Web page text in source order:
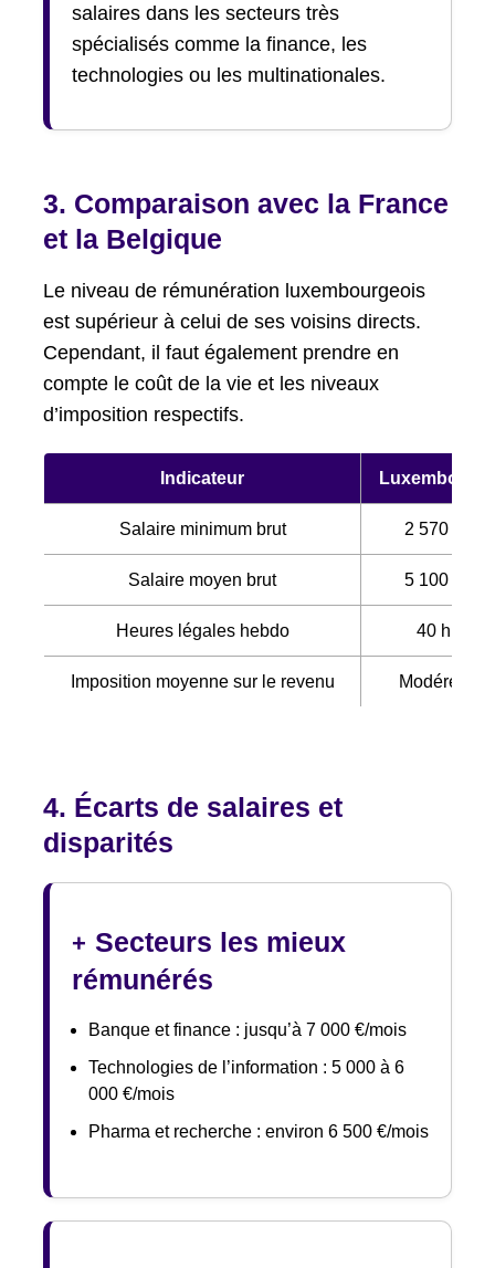
salaires dans les secteurs très
spécialisés comme la finance, les
technologies ou les multinationales.
3. Comparaison avec la France
et la Belgique
Le niveau de rémunération luxembourgeois
est supérieur à celui de ses voisins directs.
Cependant, il faut également prendre en
compte le coût de la vie et les niveaux
d’imposition respectifs.
Indicateur Luxembourg
Salaire minimum brut 2 570 €
Salaire moyen brut 5 100 €
Heures légales hebdo 40 h
Imposition moyenne sur le revenu Modérée
4. Écarts de salaires et
disparités
+ Secteurs les mieux
rémunérés
Banque et finance : jusqu’à 7 000 €/mois
Technologies de l’information : 5 000 à 6
000 €/mois
Pharma et recherche : environ 6 500 €/mois